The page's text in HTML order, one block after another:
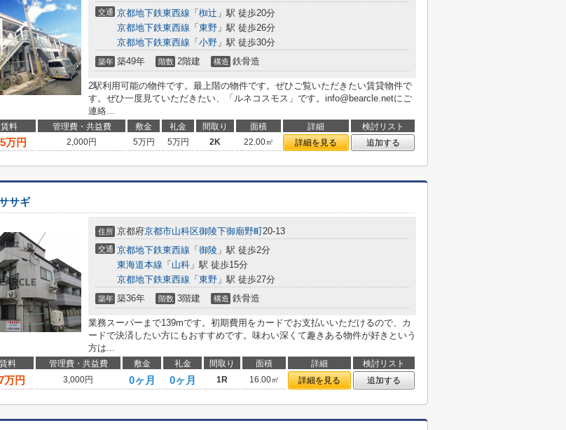
交通 京都地下鉄東西線 「 椥辻 」駅 徒歩20分
京都地下鉄東西線 「 東野 」駅 徒歩26分
京都地下鉄東西線 「 小野 」駅 徒歩30分
築年 築49年 階数 2階建 構造 鉄骨造
2駅利用可能の物件です。最上階の物件です。ぜひご覧いただきたい賃貸物件で
す。ぜひ一度見ていただきたい、「ルネコスモス」です。info@bearcle.netにご
連絡...
賃料 管理費・共益費 敷金 礼金 間取り 面積 詳細
検討リスト
万円 2,000円 5万円 5万円 2K 22.00㎡ 詳細を見る 追加する
サギ
住所 京都府京都市山科区御陵下御廟野町20-13
交通 京都地下鉄東西線 「 御陵 」駅 徒歩2分
東海道本線 「 山科 」駅 徒歩15分
京都地下鉄東西線 「 東野 」駅 徒歩27分
築年 築36年 階数 3階建 構造 鉄骨造
業務スーパーまで139mです。初期費用をカードでお支払いいただけるので、カ
ードで決済したい方にもおすすめです。味わい深くて趣きある物件が好きという
方は...
賃料 管理費・共益費 敷金 礼金 間取り 面積 詳細
検討リスト
万円 3,000円 0ヶ月 0ヶ月 1R 16.00㎡ 詳細を見る 追加する